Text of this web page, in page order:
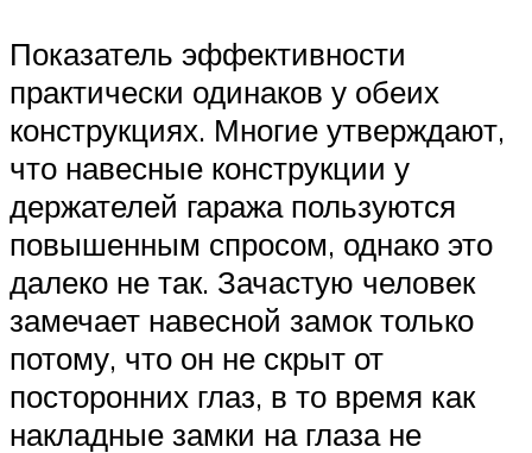
Показатель эффективности
практически одинаков у обеих
конструкциях. Многие утверждают,
что навесные конструкции у
держателей гаража пользуются
повышенным спросом, однако это
далеко не так. Зачастую человек
замечает навесной замок только
потому, что он не скрыт от
посторонних глаз, в то время как
накладные замки на глаза не